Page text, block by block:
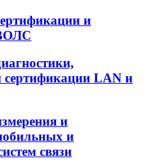
и
сертификации LAN и
и
и
связи